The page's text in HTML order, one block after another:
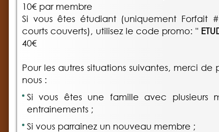
10€ par membre
Si vous êtes étudiant (uniquement Forfait
courts couverts), utilisez le code promo: "
40€
Pour les autres situations suivantes, merci
nous :
Si vous êtes une famille avec plusieurs
entrainements ;
Si vous parrainez un nouveau membre ;